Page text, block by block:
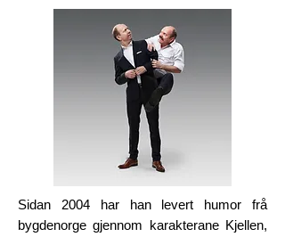
Sidan 2004 har han levert humor frå
bygdenorge gjennom karakterane Kjellen,